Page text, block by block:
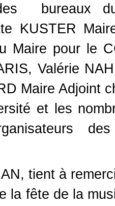
bureaux du
KUSTER
Maire pour le
Valérie
Maire Adjoint
et les
tient à
la fête de la